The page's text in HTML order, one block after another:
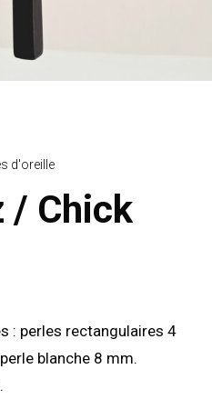
d'oreille
/ Chick
: perles rectangulaires 4
blanche 8 mm.